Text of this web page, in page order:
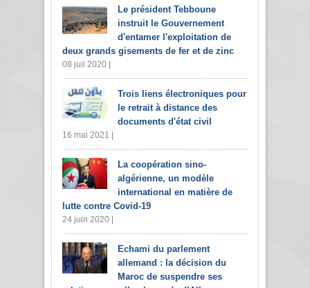
Le président Tebboune
instruit le Gouvernement
d'entamer l'exploitation de
deux grands gisements de fer et de zinc
08 juil 2020 |
Trois liens électroniques pour
le retrait à distance des
documents d'état civil
16 mai 2021 |
La coopération sino-
algérienne, un modèle
international en matière de
lutte contre Covid-19
24 juin 2020 |
Echami du parlement
allemand : la décision du
Maroc de suspendre ses